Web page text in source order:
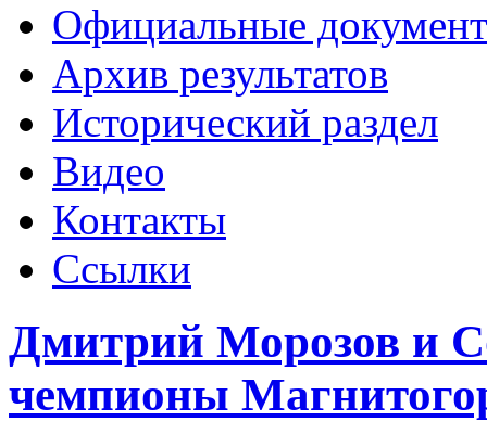
Официальные
Архив результатов
Исторический раздел
Видео
Контакты
Ссылки
Дмитрий Морозов и
чемпионы